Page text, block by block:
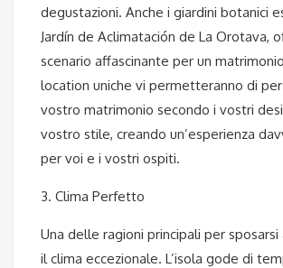
degustazioni. Anche i giardini botanici
Jardín de Aclimatación de La Orotava,
scenario affascinante per un
location uniche vi permetteranno di
vostro matrimonio secondo i vostri
vostro stile, creando un’esperienza
per voi e i vostri ospiti.
3. Clima Perfetto
Una delle ragioni principali per
il clima eccezionale. L’isola gode di